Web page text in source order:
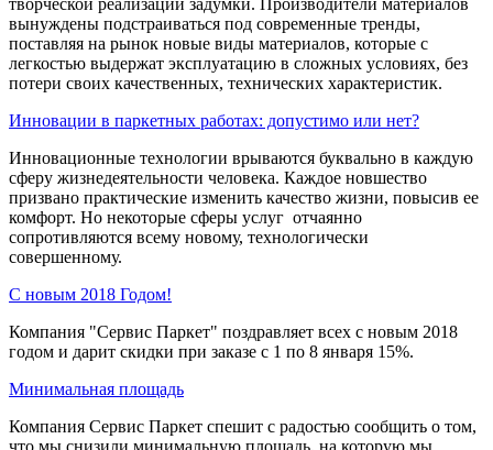
вынуждены подстраиваться под современные тренды,
поставляя на рынок новые виды материалов, которые с
легкостью выдержат эксплуатацию в сложных условиях, без
потери своих качественных, технических характеристик.
Инновации в паркетных работах: допустимо или нет?
Инновационные технологии врываются буквально в каждую
сферу жизнедеятельности человека. Каждое новшество
призвано практические изменить качество жизни, повысив ее
комфорт. Но некоторые сферы услуг отчаянно
сопротивляются всему новому, технологически
совершенному.
С новым 2018 Годом!
Компания "Сервис Паркет" поздравляет всех с новым 2018
годом и дарит скидки при заказе с 1 по 8 января 15%.
Минимальная площадь
Компания Сервис Паркет спешит с радостью сообщить о том,
что мы снизили минимальную площадь, на которую мы